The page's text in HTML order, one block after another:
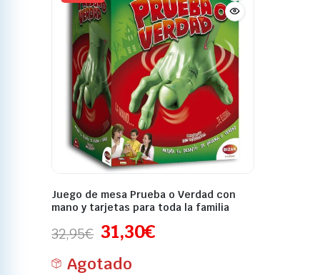
Juego de mesa Prueba o Verdad con
mano y tarjetas para toda la familia
32,95€ 31,30€
Agotado